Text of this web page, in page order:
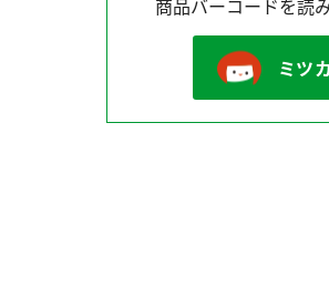
商品バーコードを読
ミツ